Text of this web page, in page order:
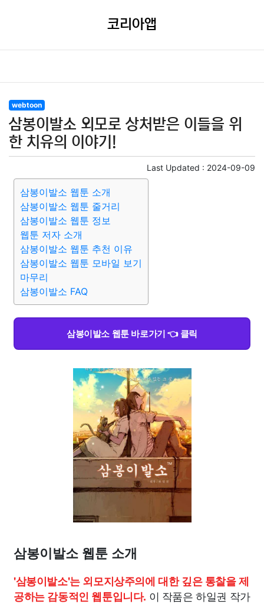
코리아앱
webtoon
삼봉이발소 외모로 상처받은 이들을 위
한 치유의 이야기!
Last Updated : 2024-09-09
삼봉이발소 웹툰 소개
삼봉이발소 웹툰 줄거리
삼봉이발소 웹툰 정보
웹툰 저자 소개
삼봉이발소 웹툰 추천 이유
삼봉이발소 웹툰 모바일 보기
마무리
삼봉이발소 FAQ
삼봉이발소 웹툰 바로가기 👈 클릭
삼봉이발소 웹툰 소개
'삼봉이발소'는 외모지상주의에 대한 깊은 통찰을 제
공하는 감동적인 웹툰입니다. 이 작품은 하일권 작가